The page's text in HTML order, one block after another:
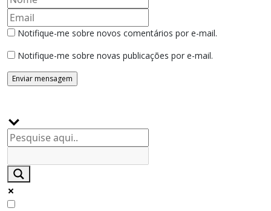
Notifique-me sobre novos comentários por e-mail.
Notifique-me sobre novas publicações por e-mail.